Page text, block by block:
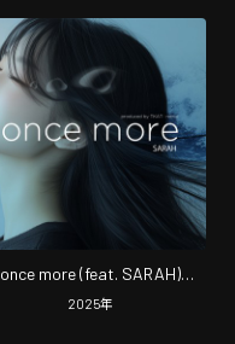
once more (feat. SARAH)
[remix]
2025年